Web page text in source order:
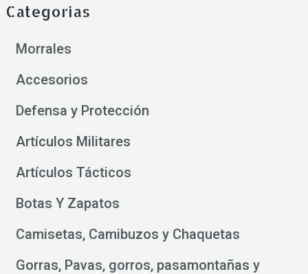
Categorías
Morrales
Accesorios
Defensa y Protección
Artículos Militares
Artículos Tácticos
Botas Y Zapatos
Camisetas, Camibuzos y Chaquetas
Gorras, Pavas, gorros, pasamontañas y